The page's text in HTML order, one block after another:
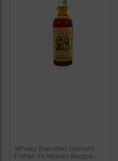
Whisky Blended Donald
Fisher Ye Monks Recipe